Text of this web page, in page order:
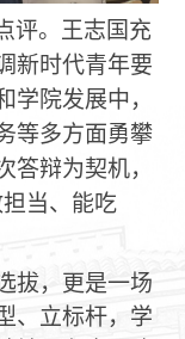
评。 王志国充
新时代青年要
学院发展中，
等多方面勇攀
答辩为契机，
当、能吃
拔，更是一场
、立标杆，学